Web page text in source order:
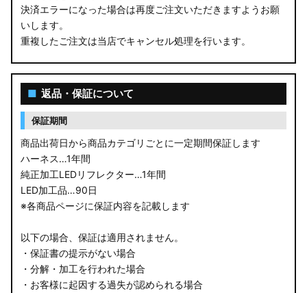
決済エラーになった場合は再度ご注文いただきますようお願
いします。
重複したご注文は当店でキャンセル処理を行います。
■ 返品・保証について
保証期間
商品出荷日から商品カテゴリごとに一定期間保証します
ハーネス…1年間
純正加工LEDリフレクター…1年間
LED加工品…90日
※各商品ページに保証内容を記載します
以下の場合、保証は適用されません。
・保証書の提示がない場合
・分解・加工を行われた場合
・お客様に起因する過失が認められる場合